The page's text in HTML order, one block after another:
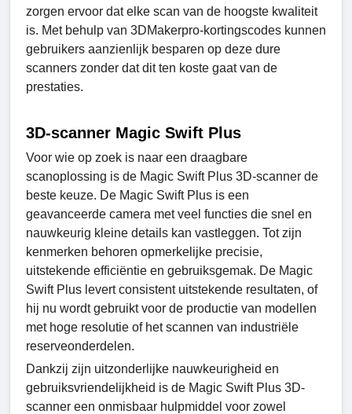
zorgen ervoor dat elke scan van de hoogste kwaliteit
is. Met behulp van 3DMakerpro-kortingscodes kunnen
gebruikers aanzienlijk besparen op deze dure
scanners zonder dat dit ten koste gaat van de
prestaties.
3D-scanner Magic Swift Plus
Voor wie op zoek is naar een draagbare
scanoplossing is de Magic Swift Plus 3D-scanner de
beste keuze. De Magic Swift Plus is een
geavanceerde camera met veel functies die snel en
nauwkeurig kleine details kan vastleggen. Tot zijn
kenmerken behoren opmerkelijke precisie,
uitstekende efficiëntie en gebruiksgemak. De Magic
Swift Plus levert consistent uitstekende resultaten, of
hij nu wordt gebruikt voor de productie van modellen
met hoge resolutie of het scannen van industriële
reserveonderdelen.
Dankzij zijn uitzonderlijke nauwkeurigheid en
gebruiksvriendelijkheid is de Magic Swift Plus 3D-
scanner een onmisbaar hulpmiddel voor zowel